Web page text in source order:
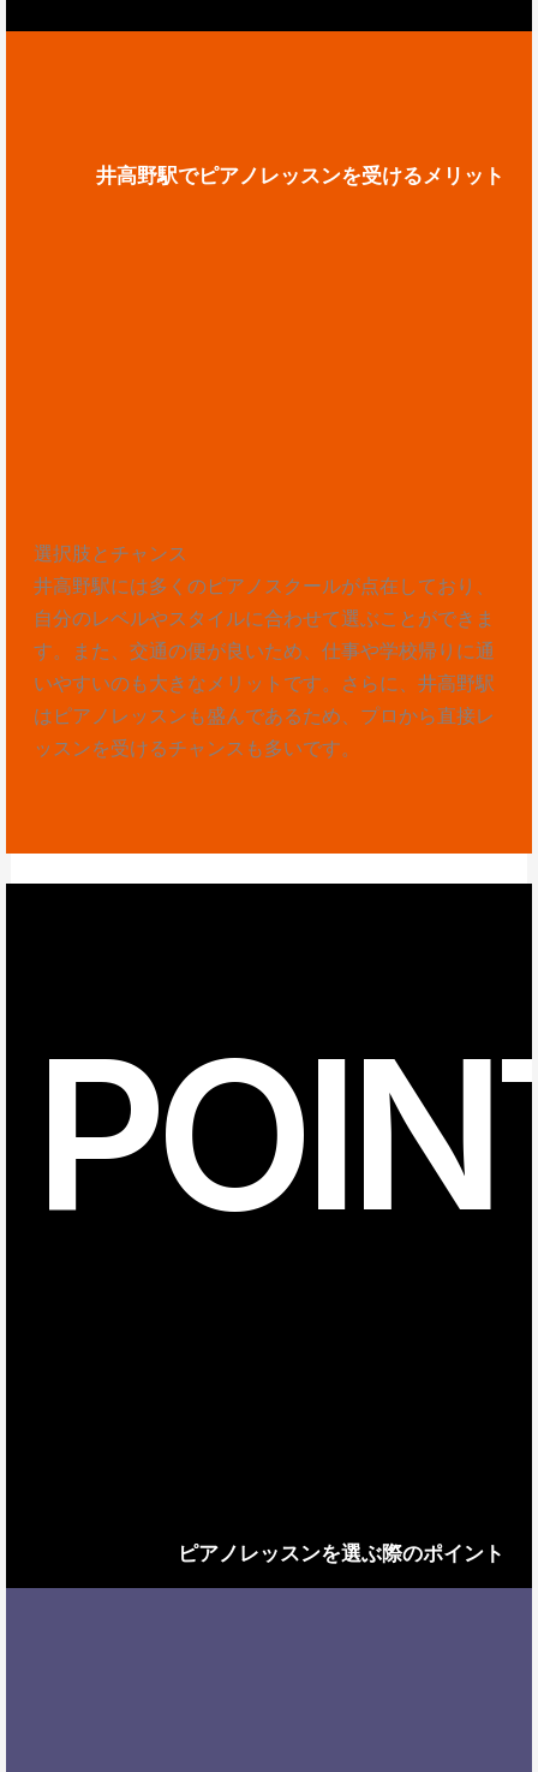
井高野駅でピアノレッスンを受けるメリット
選択肢とチャンス
井高野駅には多くのピアノスクールが点在しており、
自分のレベルやスタイルに合わせて選ぶことができま
す。また、交通の便が良いため、仕事や学校帰りに通
いやすいのも大きなメリットです。さらに、井高野駅
はピアノレッスンも盛んであるため、プロから直接レ
ッスンを受けるチャンスも多いです。
ピアノレッスンを選ぶ際のポイント